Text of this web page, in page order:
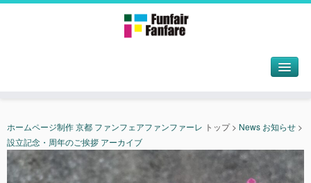
ホームページ制作 京都 ファンフェアファンファーレ トップ> News お知らせ >
設立記念・周年のご挨拶 アーカイブ